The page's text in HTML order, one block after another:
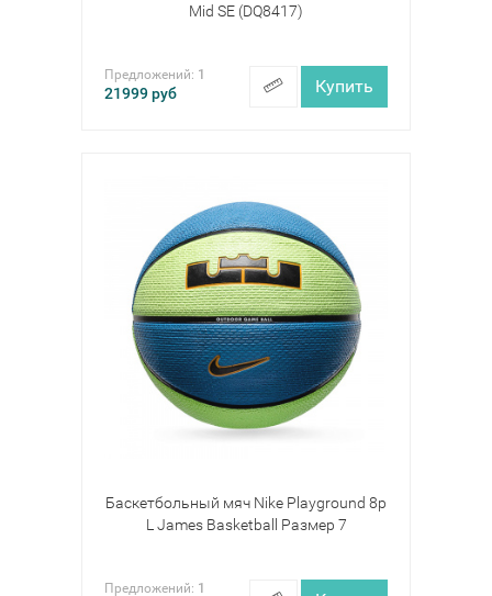
Mid SE (DQ8417)
Предложений: 1
21999руб Купить
Баскетбольный мяч Nike Playground 8p
L James Basketball Размер 7
Предложений: 1